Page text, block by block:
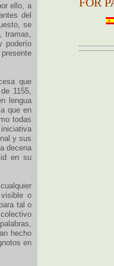
FOR
ello, a
del
se
tramas,
poderío
que
1155,
lengua
que en
todas
y sus
decena
en su
o
tal o
hecho
en